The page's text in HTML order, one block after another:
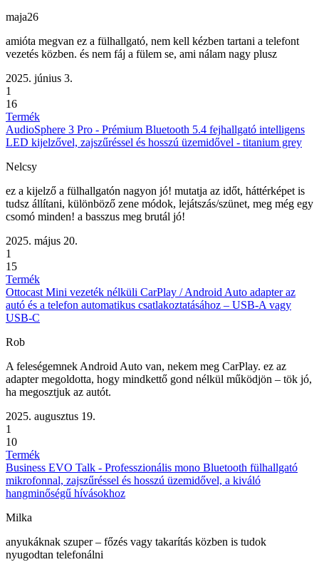
maja26
amióta megvan ez a fülhallgató, nem kell kézben tartani a telefont
vezetés közben. és nem fáj a fülem se, ami nálam nagy plusz
2025. június 3.
1
16
Termék
AudioSphere 3 Pro - Prémium Bluetooth 5.4 fejhallgató intelligens
LED kijelzővel, zajszűréssel és hosszú üzemidővel - titanium grey
Nelcsy
ez a kijelző a fülhallgatón nagyon jó! mutatja az időt, háttérképet is
tudsz állítani, különböző zene módok, lejátszás/szünet, meg még egy
csomó minden! a basszus meg brutál jó!
2025. május 20.
1
15
Termék
Ottocast Mini vezeték nélküli CarPlay / Android Auto adapter az
autó és a telefon automatikus csatlakoztatásához – USB-A vagy
USB-C
Rob
A feleségemnek Android Auto van, nekem meg CarPlay. ez az
adapter megoldotta, hogy mindkettő gond nélkül működjön – tök jó,
ha megosztjuk az autót.
2025. augusztus 19.
1
10
Termék
Business EVO Talk - Professzionális mono Bluetooth fülhallgató
mikrofonnal, zajszűréssel és hosszú üzemidővel, a kiváló
hangminőségű hívásokhoz
Milka
anyukáknak szuper – főzés vagy takarítás közben is tudok
nyugodtan telefonálni